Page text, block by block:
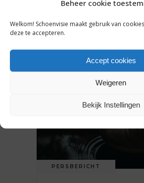
Beheer cookie
Welkom! Schoenvisie maakt gebruik van
deze te accepteren.
Accept cookies
Weigeren
Bekijk Instellingen
21 juli 2026
PERSBERICHT